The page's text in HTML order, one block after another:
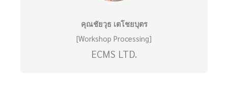
คุณชัยวุธ เตโชยบุตร
[Workshop Processing]
ECMS LTD.